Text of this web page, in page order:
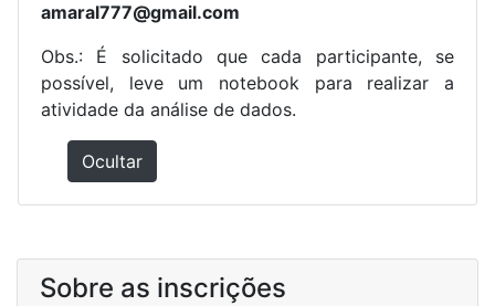
amaral777@gmail.com
Obs.: É solicitado que cada participante, se
possível, leve um notebook para realizar a
atividade da análise de dados.
Ocultar
Sobre as inscrições